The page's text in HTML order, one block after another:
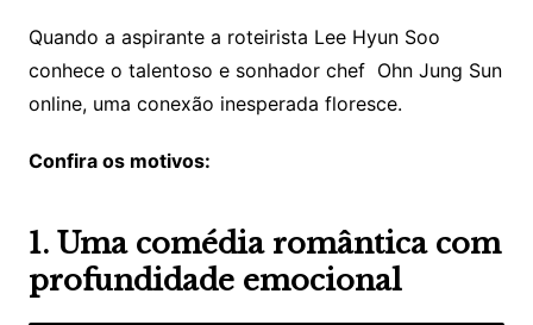
Quando a aspirante a roteirista Lee Hyun Soo
conhece o talentoso e sonhador chef Ohn Jung Sun
online, uma conexão inesperada floresce.
Confira os motivos:
1. Uma comédia romântica com
profundidade emocional